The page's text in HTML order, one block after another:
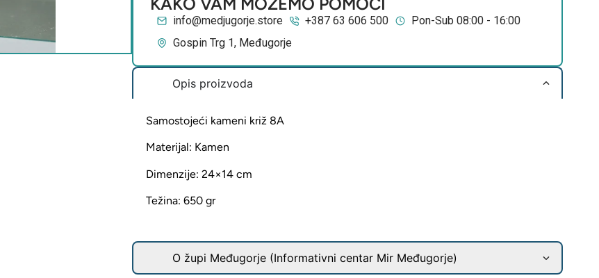
info@medjugorje.store +387 63 606 500
Pon-Sub 08:00 - 16:00
Gospin Trg 1, Međugorje
Opis proizvoda
Samostojeći kameni križ 8A
Materijal: Kamen
Dimenzije: 24×14 cm
Težina: 650 gr
O župi Međugorje (Informativni centar Mir Međugorje)